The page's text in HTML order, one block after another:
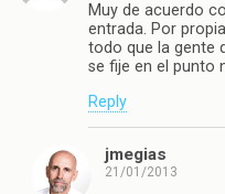
Muy de acuerdo
entrada. Por
todo que la gente
se fije en el punto
Reply
jmegias
21/01/2013